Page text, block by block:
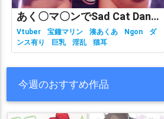
あく〇マ〇ンでSad Cat Dance
Vtuber 宝鐘マリン 湊あくあ Ngon
ダ
ンス有り
巨乳 淫乱 猫耳
今週のおすすめ作品